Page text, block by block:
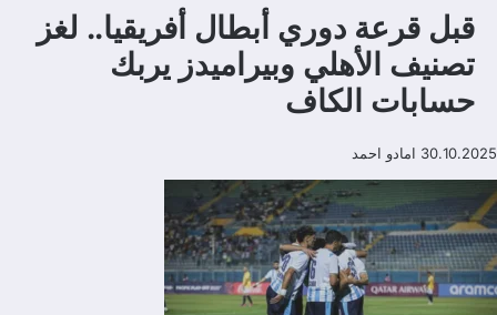
قبل قرعة دوري أبطال أفريقيا.. لغز
تصنيف الأهلي وبيراميدز يربك
حسابات الكاف
30.10.2025 امادو احمد